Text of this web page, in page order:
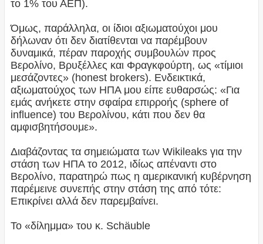
το 1% του ΑΕΠ).
Όμως, παράλληλα, οι ίδιοι αξιωματούχοι μου
δήλωναν ότι δεν διατίθενται να παρέμβουν
δυναμικά, πέραν παροχής συμβουλών προς
Βερολίνο, Βρυξέλλες και Φραγκφούρτη, ως «τίμιοι
μεσάζοντες» (honest brokers). Ενδεικτικά,
αξιωματούχος των ΗΠΑ μου είπε ευθαρσώς: «Για
εμάς ανήκετε στην σφαίρα επιρροής (sphere of
influence) του Βερολίνου, κάτι που δεν θα
αμφισβητήσουμε».
Διαβάζοντας τα σημειώματα των Wikileaks για την
στάση των ΗΠΑ το 2012, ιδίως απέναντι στο
Βερολίνο, παρατηρώ πως η αμερικανική κυβέρνηση
παρέμεινε συνεπής στην στάση της από τότε:
Επικρίνει αλλά δεν παρεμβαίνει.
Το «δίλημμα» του κ. Schäuble